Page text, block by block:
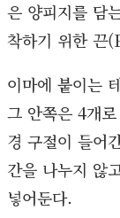
은 양피지를 담
착하기 위한 끈
이마에 붙이는
그 안쪽은 4개
경 구절이 들어
간을 나누지 않
넣어둔다.